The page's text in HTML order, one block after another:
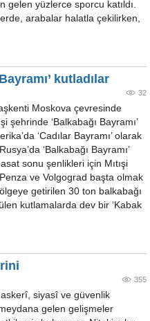
gelen yüzlerce sporcu katıldı.
arabalar halatla çekilirken,
kutladılar
32
Moskova çevresinde
şehrinde ‘Balkabağı Bayramı’
‘Cadılar Bayramı’ olarak
‘Balkabağı Bayramı’
sonu şenlikleri için Mıtışi
ve Volgograd başta olmak
getirilen 30 ton balkabağı
kutlamalarda dev bir ‘Kabak
355
askerî, siyasî ve güvenlik
gelen gelişmeler